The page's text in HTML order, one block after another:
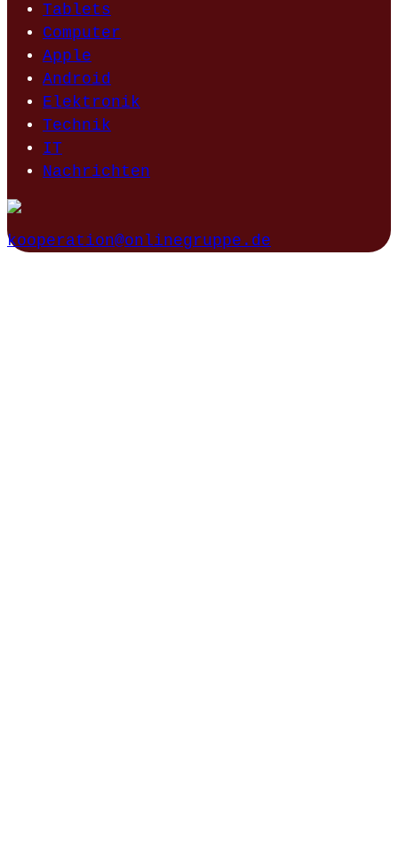
Tablets
Computer
Apple
Android
Elektronik
Technik
IT
Nachrichten
kooperation@onlinegruppe.de